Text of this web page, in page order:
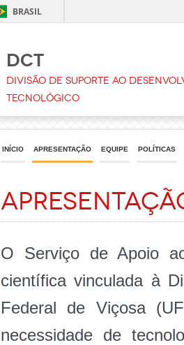
BRASIL
DCT
Divisão de Suporte ao
Tecnológico
INÍCIO APRESENTAÇÃO EQUIPE POLÍTICAS
O Serviço de Apoio
científica vinculada à
Federal de Viçosa
necessidade de